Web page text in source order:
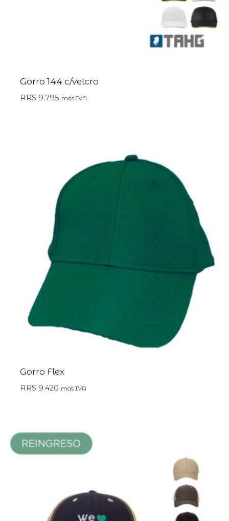
Gorro 144 c/velcro
ARS 9.795 más IVA
Gorro Flex
ARS 9.420 más IVA